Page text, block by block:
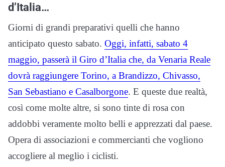
d’Italia…
Giorni di grandi preparativi quelli che hanno
anticipato questo sabato. Oggi, infatti, sabato 4
maggio, passerà il Giro d’Italia che, da Venaria Reale
dovrà raggiungere Torino, a Brandizzo, Chivasso,
San Sebastiano e Casalborgone. E queste due realtà,
così come molte altre, si sono tinte di rosa con
addobbi veramente molto belli e apprezzati dal paese.
Opera di associazioni e commercianti che vogliono
accogliere al meglio i ciclisti.